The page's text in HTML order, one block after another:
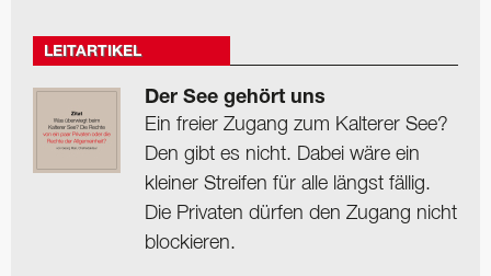
LEITARTIKEL
Der See gehört uns
Ein freier Zugang zum Kalterer See?
Den gibt es nicht. Dabei wäre ein
kleiner Streifen für alle längst fällig.
Die Privaten dürfen den Zugang nicht
blockieren.